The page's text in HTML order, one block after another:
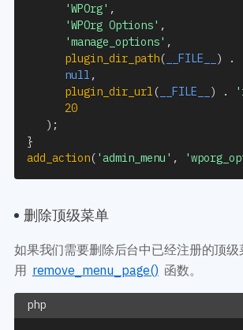
'WPOrg' ,
'WPOrg Options' ,
'manage_options' ,
plugin_dir_path( __FILE__ ) .
null ,
plugin_dir_url ( __FILE__ ) .
20
) ;
}
add_action( 'admin_menu' ,
删除顶级菜单
如果我们需要删除后台中已经注册的顶级
用 remove_menu_page() 函数。